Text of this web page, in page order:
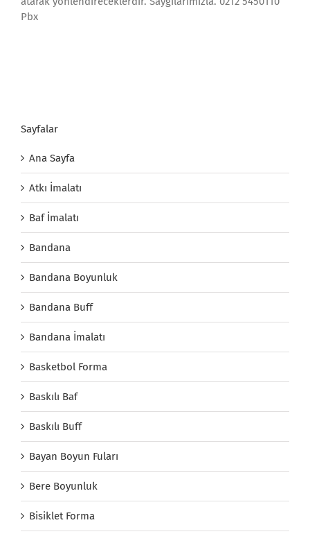
Pbx
Sayfalar
Ana Sayfa
Atkı İmalatı
Baf İmalatı
Bandana
Bandana Boyunluk
Bandana Buff
Bandana İmalatı
Basketbol Forma
Baskılı Baf
Baskılı Buff
Bayan Boyun Fuları
Bere Boyunluk
Bisiklet Forma